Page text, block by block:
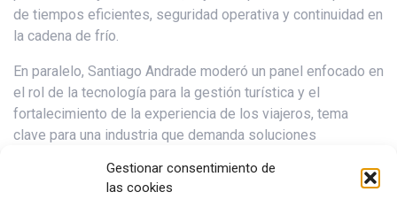
Gestionar consentimiento de
las cookies
de tiempos eficientes, seguridad operativa y continuidad en
la cadena de frío.
En paralelo, Santiago Andrade moderó un panel enfocado en
el rol de la tecnología para la gestión turística y el
fortalecimiento de la experiencia de los viajeros, tema
clave para una industria que demanda soluciones
La participación de Quiport en estos encuentros permitió